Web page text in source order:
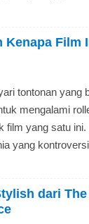
Kenapa Film
tontonan yang
mengalami
film yang satu
yang
dari